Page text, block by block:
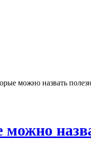
можно назвать
можно